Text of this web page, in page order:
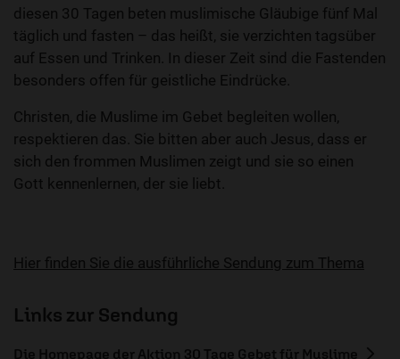
diesen 30 Tagen beten muslimische Gläubige fünf Mal
täglich und fasten – das heißt, sie verzichten tagsüber
auf Essen und Trinken. In dieser Zeit sind die Fastenden
besonders offen für geistliche Eindrücke.
Christen, die Muslime im Gebet begleiten wollen,
respektieren das. Sie bitten aber auch Jesus, dass er
sich den frommen Muslimen zeigt und sie so einen
Gott kennenlernen, der sie liebt.
Hier finden Sie die ausführliche Sendung zum Thema
Links zur Sendung
Die Homepage der Aktion 30 Tage Gebet für Muslime